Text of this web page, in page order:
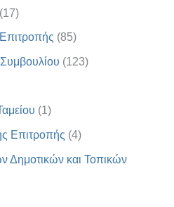
(17)
(85)
(123)
(1)
Επιτροπής (4)
Δημοτικών και Τοπικών